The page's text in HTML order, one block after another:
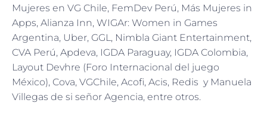
Mujeres en VG Chile, FemDev Perú, Más Mujeres in
Apps, Alianza Inn, WIGAr: Women in Games
Argentina, Uber, GGL, Nimbla Giant Entertainment,
CVA Perú, Apdeva, IGDA Paraguay, IGDA Colombia,
Layout Devhre (Foro Internacional del juego
México), Cova, VGChile, Acofi, Acis, Redis y Manuela
Villegas de si señor Agencia, entre otros.